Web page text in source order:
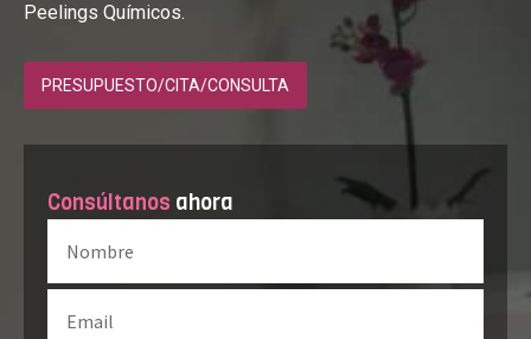
Peelings Químicos.
PRESUPUESTO/CITA/CONSULTA
Consúltanos ahora